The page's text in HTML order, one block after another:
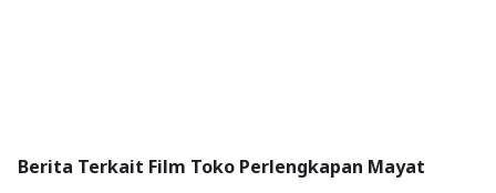
Berita Terkait Film Toko Perlengkapan Mayat